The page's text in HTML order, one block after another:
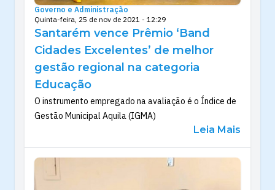
Governo e Administração
Quinta-feira, 25 de nov de 2021 - 12:29
Santarém vence Prêmio ‘Band
Cidades Excelentes’ de melhor
gestão regional na categoria
Educação
O instrumento empregado na avaliação é o Índice de
Gestão Municipal Aquila (IGMA)
Leia Mais